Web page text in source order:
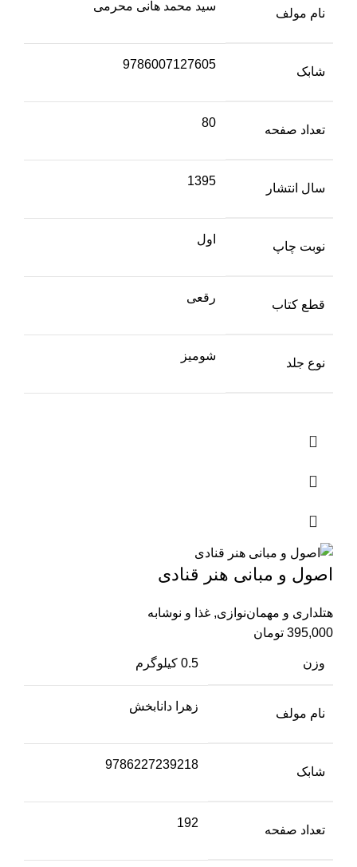
نام مولف
سید محمد هانی محرمی
شابک
9786007127605
تعداد صفحه
80
سال انتشار
1395
نوبت چاپ
اول
قطع کتاب
رقعی
نوع جلد
شومیز
اصول و مبانی هنر قنادی
هتلداری و مهمان‌نوازی, غذا و نوشابه
395,000 تومان
وزن 0.5 کیلوگرم
نام مولف
زهرا دانابخش
شابک
9786227239218
تعداد صفحه
192